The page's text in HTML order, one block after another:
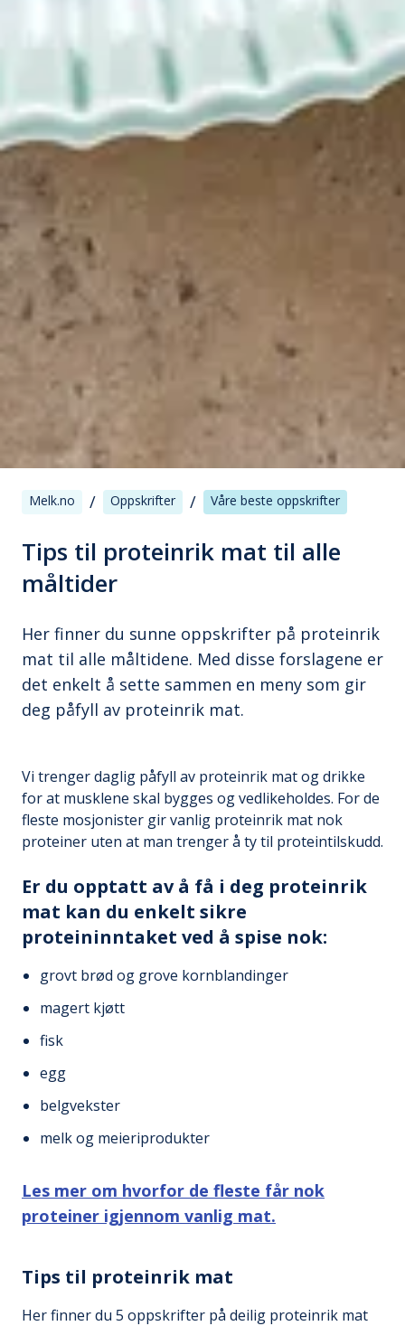
Melk.no / Oppskrifter / Våre beste oppskrifter
Tips til proteinrik mat til alle
måltider
Her finner du sunne oppskrifter på proteinrik
mat til alle måltidene. Med disse forslagene er
det enkelt å sette sammen en meny som gir
deg påfyll av proteinrik mat.
Vi trenger daglig påfyll av proteinrik mat og drikke
for at musklene skal bygges og vedlikeholdes. For de
fleste mosjonister gir vanlig proteinrik mat nok
proteiner uten at man trenger å ty til proteintilskudd.
Er du opptatt av å få i deg proteinrik
mat kan du enkelt sikre
proteininntaket ved å spise nok:
grovt brød og grove kornblandinger
magert kjøtt
fisk
egg
belgvekster
melk og meieriprodukter
Les mer om hvorfor de fleste får nok
proteiner igjennom vanlig mat.
Tips til proteinrik mat
Her finner du 5 oppskrifter på deilig proteinrik mat